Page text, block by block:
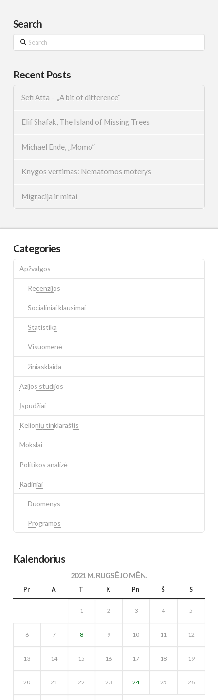
Search
Search
Recent Posts
Sefi Atta – „A bit of difference“
Elif Shafak, The Island of Missing Trees
Michael Ende, „Momo”
Knygos vertimas: Nematomos moterys
Migracija ir mitai
Categories
Apžvalgos
Recenzijos
Socialiniai klausimai
Statistika
Visuomenė
žiniasklaida
Azijos studijos
Įspūdžiai
Kelionių tinklaraštis
Mokslai
Politikos analizė
Radiniai
Duomenys
Programos
Kalendorius
2021 M. RUGSĖJO MĖN.
Pr A T K Pn Š S
1 2 3 4 5
6 7 8 9 10 11 12
13 14 15 16 17 18 19
20 21 22 23 24 25 26